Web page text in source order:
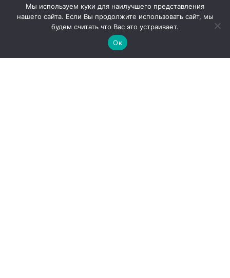
Мы используем куки для наилучшего представления
нашего сайта. Если Вы продолжите использовать сайт, мы
будем считать что Вас это устраивает.
Ок